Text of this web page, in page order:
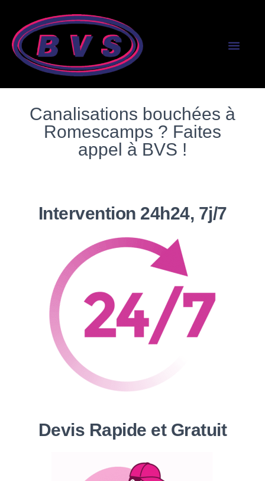
Canalisations bouchées à
Romescamps ? Faites
appel à BVS !
Intervention 24h24, 7j/7
Devis Rapide et Gratuit